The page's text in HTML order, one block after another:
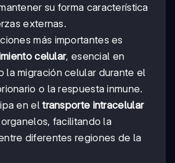
su forma característica
externas.
más importantes es
celular, esencial en
la migración celular durante el
o la respuesta inmune.
en eltransporte intracelular
facilitando la
diferentes regiones de la